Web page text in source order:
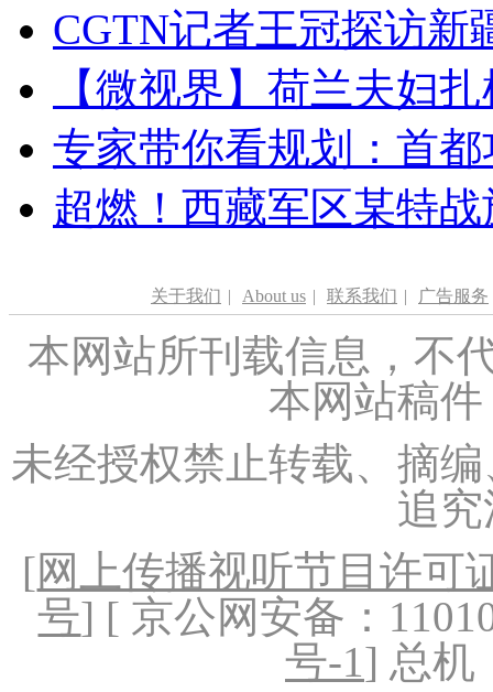
CGTN记者王冠探访新
【微视界】荷兰夫妇
专家带你看规划：首
超燃！西藏军区某特
关于我们 | About us | 联系我们 | 广告服务
本网站所刊载信息，不
本网站稿
未经授权禁止转载、摘
追
[网上传播视听节目许可
号] [ 京公网安备：
号-1] 总机